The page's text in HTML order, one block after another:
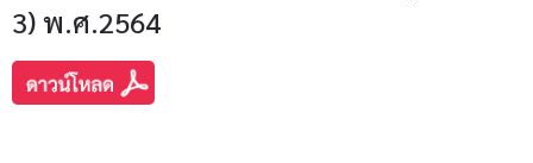
3) พ.ศ.2564